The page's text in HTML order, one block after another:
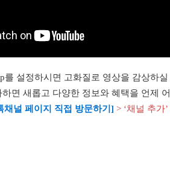
를 설정하시면 고화질로 영상을 감상하
면 새롭고 다양한 정보와 혜택을 언제
채널 페이지 직접 방문하기] > ‘채널 추가